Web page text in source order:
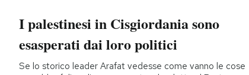
I palestinesi in Cisgiordania sono
esasperati dai loro politici
Se lo storico leader Arafat vedesse come vanno le cose